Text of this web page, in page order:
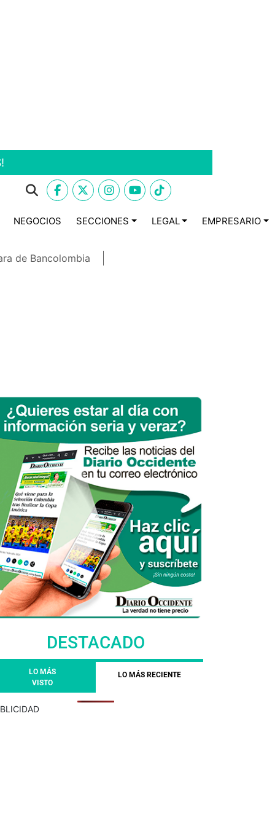
NEGOCIOS SECCIONES LEGAL EMPRESARIO
de Bancolombia
DESTACADO
LO MÁS
VISTO
LO MÁS RECIENTE